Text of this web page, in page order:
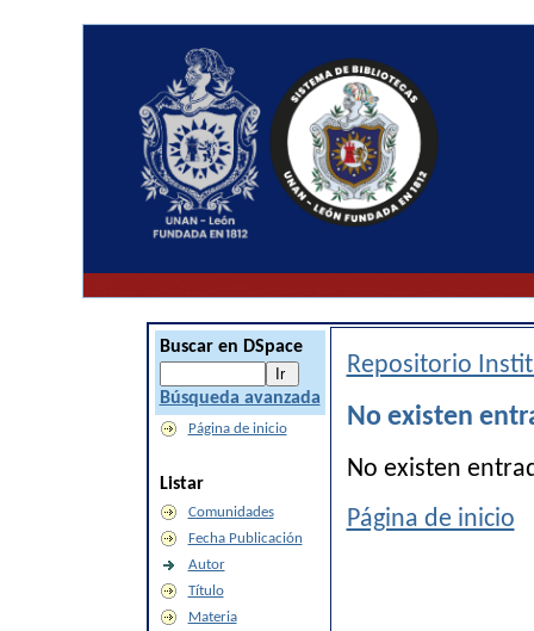
Buscar en DSpace
Búsqueda avanzada
Página de inicio
Listar
Comunidades
Fecha Publicación
Autor
Título
Materia
Repositorio
No existen
No existen
Página de inicio